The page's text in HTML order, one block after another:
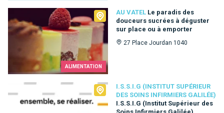
ALIMENTATION
AU VATEL Le paradis des
douceurs sucrées à déguster
sur place ou à emporter
27 Place Jourdan 1040
I.S.S.I.G (INSTITUT SUPÉRIEUR
DES SOINS INFIRMIERS GALILÉE)
I.S.S.I.G (Institut Supérieur des
I.S.S.I.G (Institut Supérieur des Soins Infirmiers Galilée)